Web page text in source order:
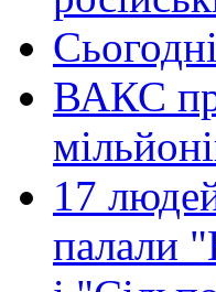
ВАКС
17
палали